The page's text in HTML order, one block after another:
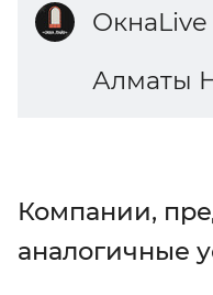
ОкнаLive
Алматы
Компании,
аналогичные